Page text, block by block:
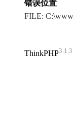
错误位置
FILE:
ThinkPHP3.1.3